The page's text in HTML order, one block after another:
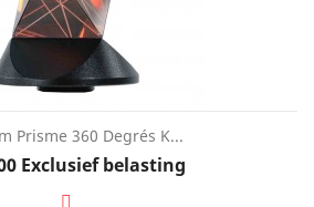
Prisme 360 Degrés K...
Prijs
Exclusief belasting